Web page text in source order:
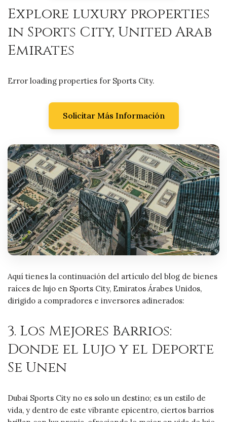
Explore luxury properties
in Sports City, United Arab
Emirates
Error loading properties for Sports City.
Solicitar Más Información
Aquí tienes la continuación del artículo del blog de bienes
raíces de lujo en Sports City, Emiratos Árabes Unidos,
dirigido a compradores e inversores adinerados:
3. Los Mejores Barrios:
Donde el Lujo y el Deporte
Se Unen
Dubai Sports City no es solo un destino; es un estilo de
vida, y dentro de este vibrante epicentro, ciertos barrios